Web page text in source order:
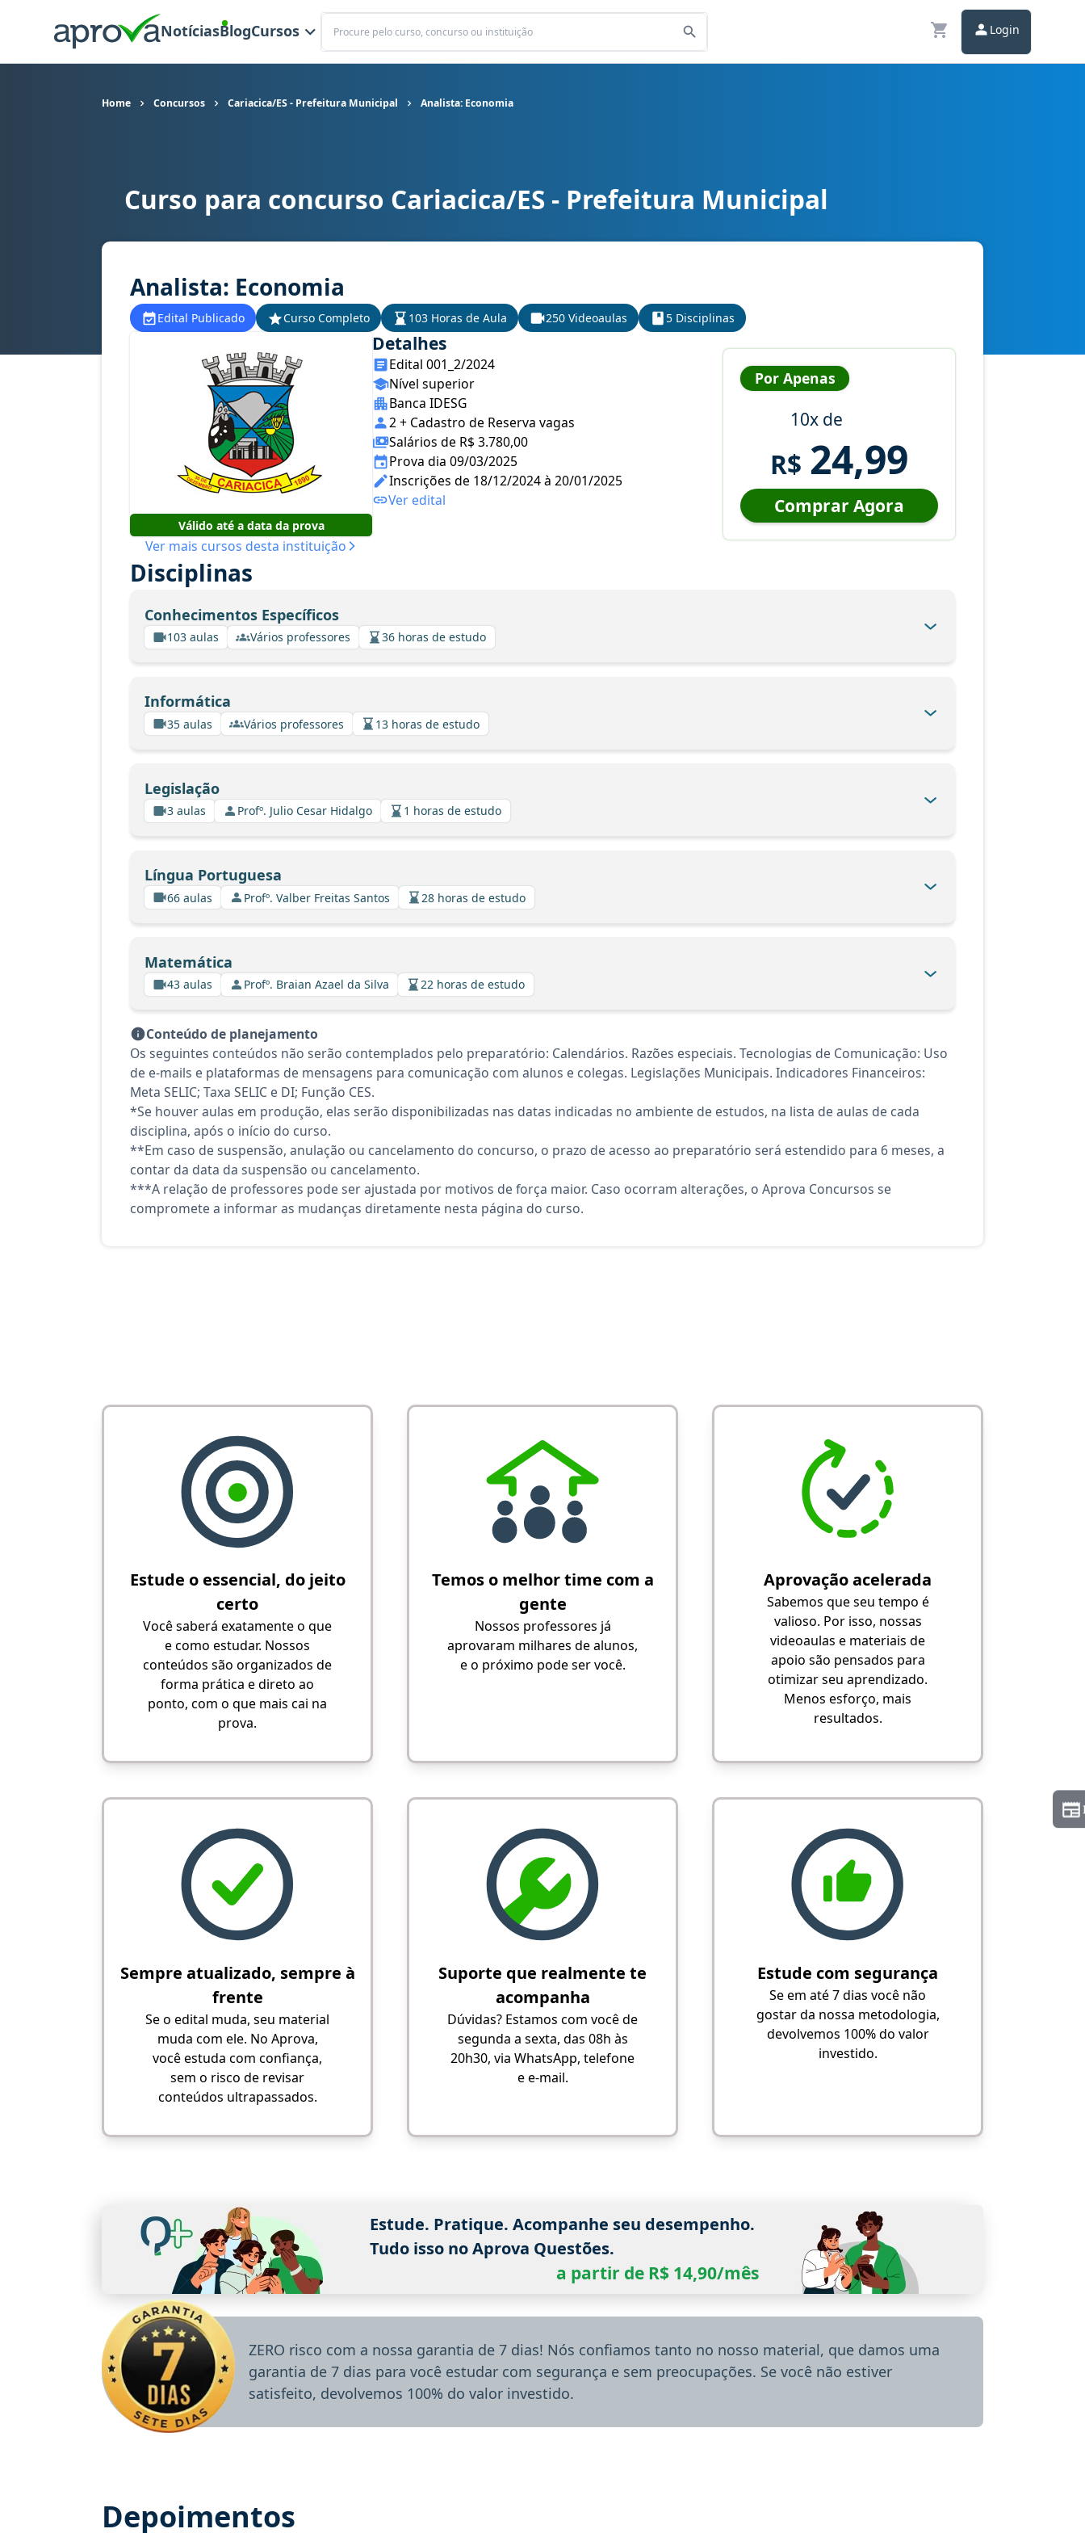
NotíciasBlogCursos
Buscar
Login
Home Concursos Cariacica/ES - Prefeitura Municipal Analista: Economia
Curso para concurso Cariacica/ES - Prefeitura Municipal cargo Analista: Economia
Curso para concurso Cariacica/ES - Prefeitura Municipal
Analista: Economia
Edital Publicado Curso Completo 103 Horas de Aula 250 Videoaulas 5 Disciplinas
Válido até a data da prova
Ver mais cursos desta instituição
Detalhes
Edital 001_2/2024
Nível superior
Banca IDESG
2 + Cadastro de Reserva vagas
Salários de R$ 3.780,00
Prova dia 09/03/2025
Inscrições de 18/12/2024 à 20/01/2025
Ver edital
Por Apenas
10x de
R$ 24,99
Comprar Agora
Disciplinas
Conhecimentos Específicos
103 aulas Vários professores 36 horas de estudo
Informática
35 aulas Vários professores 13 horas de estudo
Legislação
3 aulas Profº. Julio Cesar Hidalgo 1 horas de estudo
Língua Portuguesa
66 aulas Profº. Valber Freitas Santos 28 horas de estudo
Matemática
43 aulas Profº. Braian Azael da Silva 22 horas de estudo
Conteúdo de planejamento
Os seguintes conteúdos não serão contemplados pelo preparatório: Calendários. Razões especiais. Tecnologias de Comunicação: Uso
de e-mails e plataformas de mensagens para comunicação com alunos e colegas. Legislações Municipais. Indicadores Financeiros:
Meta SELIC; Taxa SELIC e DI; Função CES.
*Se houver aulas em produção, elas serão disponibilizadas nas datas indicadas no ambiente de estudos, na lista de aulas de cada
disciplina, após o início do curso.
**Em caso de suspensão, anulação ou cancelamento do concurso, o prazo de acesso ao preparatório será estendido para 6 meses, a
contar da data da suspensão ou cancelamento.
***A relação de professores pode ser ajustada por motivos de força maior. Caso ocorram alterações, o Aprova Concursos se
compromete a informar as mudanças diretamente nesta página do curso.
Estude o essencial, do jeito
certo
Você saberá exatamente o que
e como estudar. Nossos
conteúdos são organizados de
forma prática e direto ao
ponto, com o que mais cai na
prova.
Temos o melhor time com a
gente
Nossos professores já
aprovaram milhares de alunos,
e o próximo pode ser você.
Aprovação acelerada
Sabemos que seu tempo é
valioso. Por isso, nossas
videoaulas e materiais de
apoio são pensados para
otimizar seu aprendizado.
Menos esforço, mais
resultados.
Sempre atualizado, sempre à
frente
Se o edital muda, seu material
muda com ele. No Aprova,
você estuda com confiança,
sem o risco de revisar
conteúdos ultrapassados.
Suporte que realmente te
acompanha
Dúvidas? Estamos com você de
segunda a sexta, das 08h às
20h30, via WhatsApp, telefone
e e-mail.
Estude com segurança
Se em até 7 dias você não
gostar da nossa metodologia,
devolvemos 100% do valor
investido.
Estude. Pratique. Acompanhe seu desempenho.
Tudo isso no Aprova Questões.
a partir de R$ 14,90/mês
ZERO risco com a nossa garantia de 7 dias! Nós confiamos tanto no nosso material, que damos uma
garantia de 7 dias para você estudar com segurança e sem preocupações. Se você não estiver
satisfeito, devolvemos 100% do valor investido.
Depoimentos